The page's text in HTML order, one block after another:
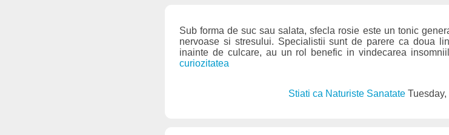
Sub forma de suc sau salata, sfecla rosie este un tonic
nervoase si stresului. Specialistii sunt de parere ca doua
inainte de culcare, au un rol benefic in vindecarea
curiozitatea
Stiati ca Naturiste Sanatate